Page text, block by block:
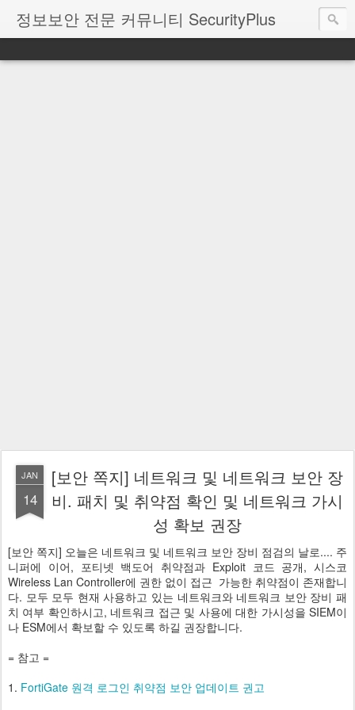
정보보안 전문 커뮤니티 SecurityPlus
JAN
14
[보안 쪽지] 네트워크 및 네트워크 보안 장
비. 패치 및 취약점 확인 및 네트워크 가시
성 확보 권장
[보안 쪽지] 오늘은 네트워크 및 네트워크 보안 장비 점검의 날로.... 주
니퍼에 이어, 포티넷 백도어 취약점과 Exploit 코드 공개, 시스코
Wireless Lan Controller에 권한 없이 접근 가능한 취약점이 존재합니
다. 모두 모두 현재 사용하고 있는 네트워크와 네트워크 보안 장비 패
치 여부 확인하시고, 네트워크 접근 및 사용에 대한 가시성을 SIEM이
나 ESM에서 확보할 수 있도록 하길 권장합니다.
= 참고 =
1. FortiGate 원격 로그인 취약점 보안 업데이트 권고